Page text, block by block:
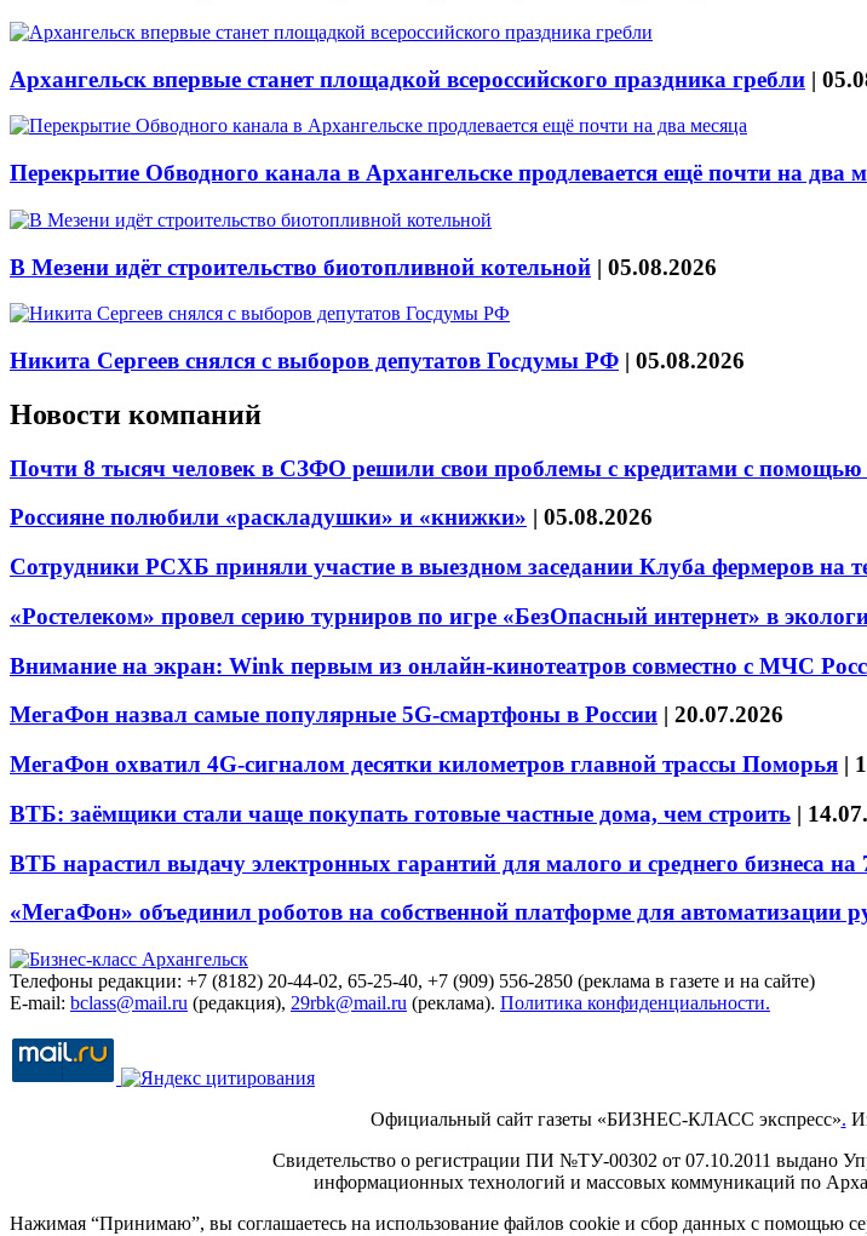
Архангельск впервые станет площадкой всероссийского праздника гребли |
Перекрытие Обводного канала в Архангельске продлевается ещё почти на два
В Мезени идёт строительство биотопливной котельной | 05.08.2026
Никита Сергеев снялся с выборов депутатов Госдумы РФ | 05.08.2026
Новости компаний
Почти 8 тысяч человек в СЗФО решили свои проблемы с кредитами с помощью
Россияне полюбили «раскладушки» и «книжки» | 05.08.2026
Сотрудники РСХБ приняли участие в выездном заседании Клуба фермеров на
«Ростелеком» провел серию турниров по игре «БезОпасный интернет» в
Внимание на экран: Wink первым из онлайн-кинотеатров совместно с МЧС
МегаФон назвал самые популярные 5G-смартфоны в России | 20.07.2026
МегаФон охватил 4G-сигналом десятки километров главной трассы Поморья |
ВТБ: заёмщики стали чаще покупать готовые частные дома, чем строить |
ВТБ нарастил выдачу электронных гарантий для малого и среднего бизнеса на
«МегаФон» объединил роботов на собственной платформе для автоматизации
Телефоны редакции: +7 (8182) 20-44-02, 65-25-40, +7 (909) 556-2850 (реклама в газете и на сайте)
E-mail: bclass@mail.ru (редакция), 29rbk@mail.ru (реклама). Политика конфиденциальности.
Официальный сайт газеты «БИЗНЕС-КЛАСС экспресс».
Свидетельство о регистрации ПИ №ТУ-00302 от 07.10.2011 выдано
информационных технологий и массовых коммуникаций по
Нажимая “Принимаю”, вы соглашаетесь на использование файлов cookie и сбор данных с помощью